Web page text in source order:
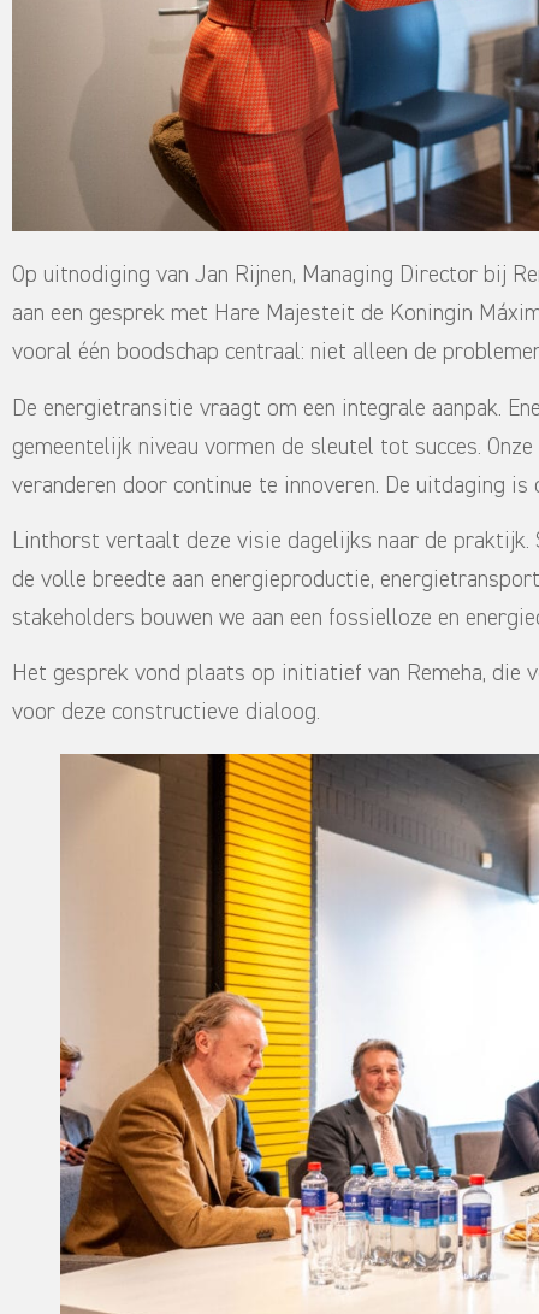
Op uitnodiging van Jan Rijnen, Managing Director bij
aan een gesprek met Hare Majesteit de Koningin
vooral één boodschap centraal: niet alleen de
De energietransitie vraagt om een integrale aanpak.
gemeentelijk niveau vormen de sleutel tot succes.
veranderen door continue te innoveren. De uitdaging
Linthorst vertaalt deze visie dagelijks naar de
de volle breedte aan energieproductie,
stakeholders bouwen we aan een fossielloze en
Het gesprek vond plaats op initiatief van Remeha,
voor deze constructieve dialoog.